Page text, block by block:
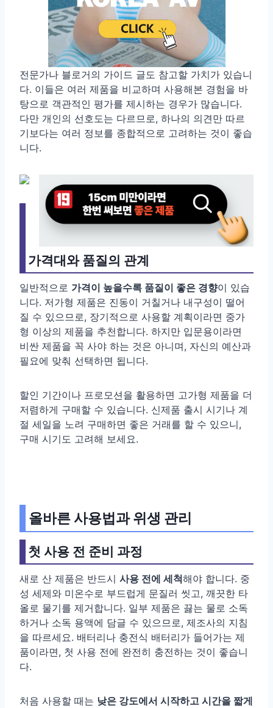
전문가나 블로거의 가이드 글도 참고할 가치가 있습니
다. 이들은 여러 제품을 비교하며 사용해본 경험을 바
탕으로 객관적인 평가를 제시하는 경우가 많습니다.
다만 개인의 선호도는 다르므로, 하나의 의견만 따르
기보다는 여러 정보를 종합적으로 고려하는 것이 좋습
니다.
가격대와 품질의 관계
일반적으로 가격이 높을수록 품질이 좋은 경향이 있습
니다. 저가형 제품은 진동이 거칠거나 내구성이 떨어
질 수 있으므로, 장기적으로 사용할 계획이라면 중가
형 이상의 제품을 추천합니다. 하지만 입문용이라면
비싼 제품을 꼭 사야 하는 것은 아니며, 자신의 예산과
필요에 맞춰 선택하면 됩니다.
할인 기간이나 프로모션을 활용하면 고가형 제품을 더
저렴하게 구매할 수 있습니다. 신제품 출시 시기나 계
절 세일을 노려 구매하면 좋은 거래를 할 수 있으니,
구매 시기도 고려해 보세요.
올바른 사용법과 위생 관리
첫 사용 전 준비 과정
새로 산 제품은 반드시 사용 전에 세척해야 합니다. 중
성 세제와 미온수로 부드럽게 문질러 씻고, 깨끗한 타
올로 물기를 제거합니다. 일부 제품은 끓는 물로 소독
하거나 소독 용액에 담글 수 있으므로, 제조사의 지침
을 따르세요. 배터리나 충전식 배터리가 들어가는 제
품이라면, 첫 사용 전에 완전히 충전하는 것이 좋습니
다.
처음 사용할 때는 낮은 강도에서 시작하고 시간을 짧게